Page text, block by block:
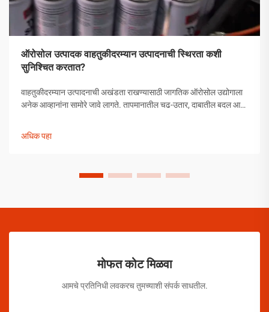
ऑरोसोल उत्पादक वाहतुकीदरम्यान उत्पादनाची स्थिरता कशी
सुनिश्चित करतात?
वाहतुकीदरम्यान उत्पादनाची अखंडता राखण्यासाठी जागतिक ऑरोसोल उद्योगाला
अनेक आव्हानांना सामोरे जावे लागते. तापमानातील चढ-उतार, दाबातील बदल आणि
उपाययोजना राबविल्या पाहिजेत.
अधिक पहा
मोफत कोट मिळवा
आमचे प्रतिनिधी लवकरच तुमच्याशी संपर्क साधतील.